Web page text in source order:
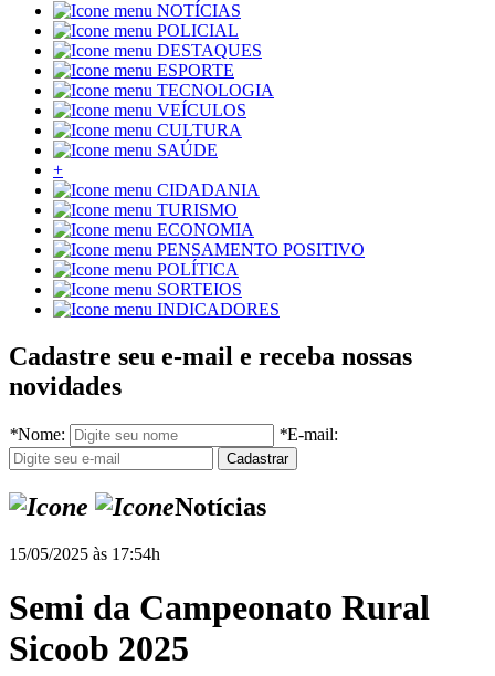
NOTÍCIAS
POLICIAL
DESTAQUES
ESPORTE
TECNOLOGIA
VEÍCULOS
CULTURA
SAÚDE
+
CIDADANIA
TURISMO
ECONOMIA
PENSAMENTO POSITIVO
POLÍTICA
SORTEIOS
INDICADORES
Cadastre seu e-mail e receba nossas
novidades
*Nome: *E-mail:
Notícias
15/05/2025 às 17:54h
Semi da Campeonato Rural
Sicoob 2025